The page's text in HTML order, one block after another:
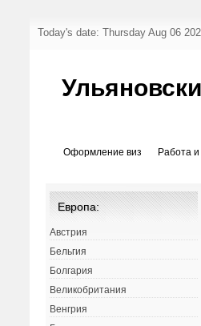
Today's date: Thursday Aug 06
Оформление виз Работа
Европа:
Австрия
Бельгия
Болгария
Великобритания
Венгрия